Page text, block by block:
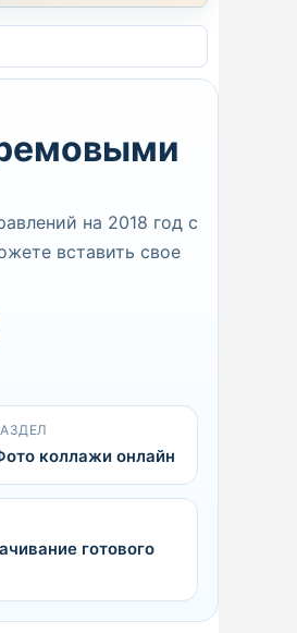
на 2018 год с
вставить свое
коллажи онлайн
готового